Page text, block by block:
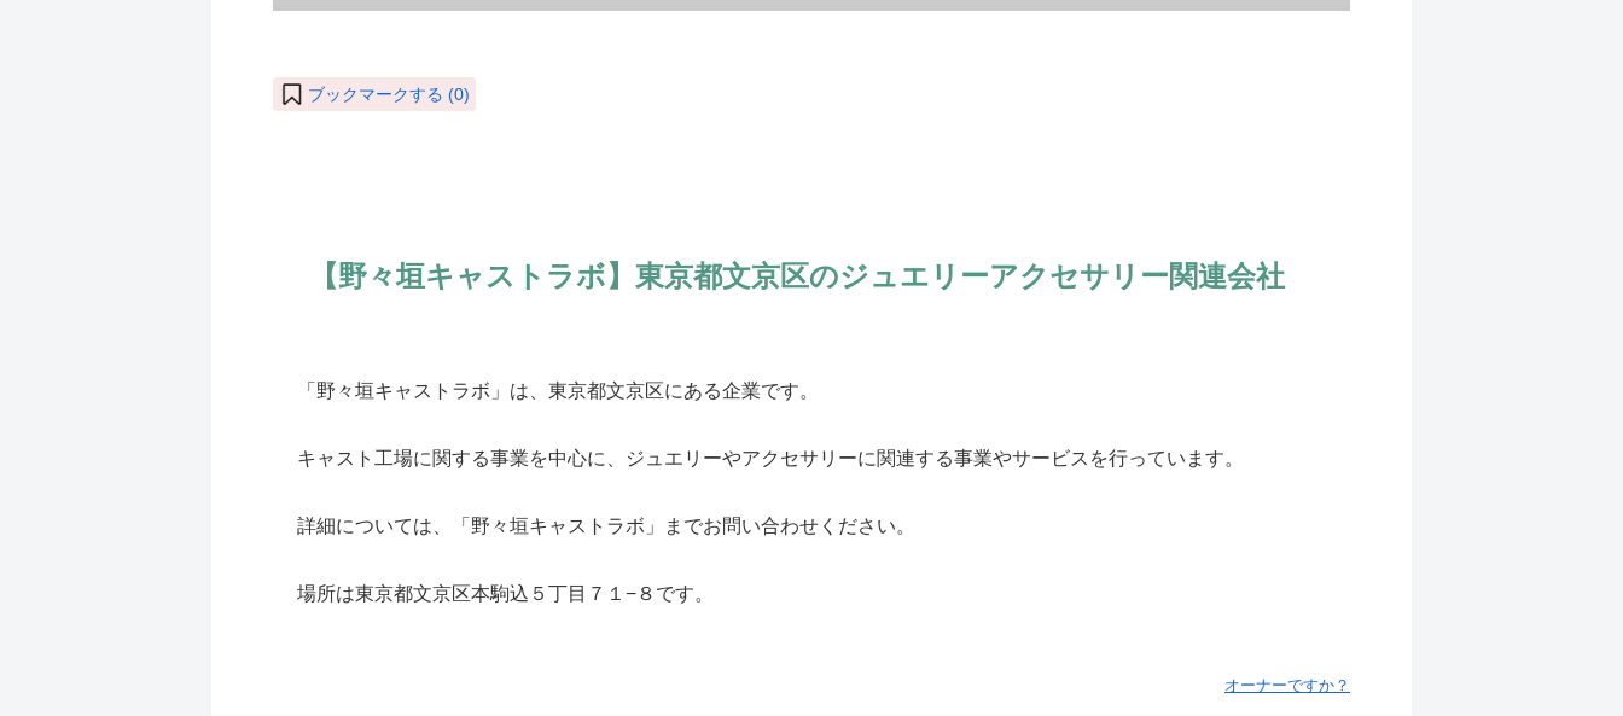
ブックマークする (0)
【野々垣キャストラボ】東京都文京区のジュエリーアクセサリー関連会社
「野々垣キャストラボ」は、東京都文京区にある企業です。
キャスト工場に関する事業を中心に、ジュエリーやアクセサリーに関連する事業やサービスを行っています。
詳細については、「野々垣キャストラボ」までお問い合わせください。
場所は東京都文京区本駒込５丁目７１−８です。
オーナーですか？